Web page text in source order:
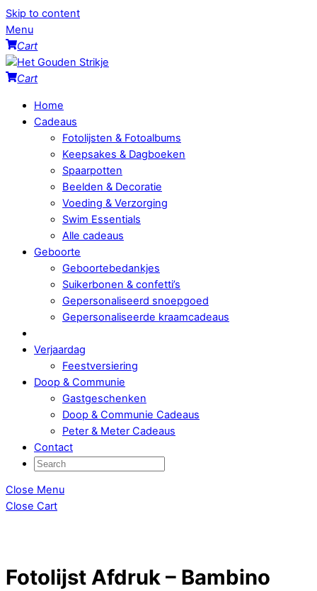
Skip to content
Menu
Cart
Cart
Home
Cadeaus
Fotolijsten & Fotoalbums
Keepsakes & Dagboeken
Spaarpotten
Beelden & Decoratie
Voeding & Verzorging
Swim Essentials
Alle cadeaus
Geboorte
Geboortebedankjes
Suikerbonen & confetti’s
Gepersonaliseerd snoepgoed
Gepersonaliseerde kraamcadeaus
Verjaardag
Feestversiering
Doop & Communie
Gastgeschenken
Doop & Communie Cadeaus
Peter & Meter Cadeaus
Contact
Close Menu
Close Cart
Fotolijst Afdruk – Bambino